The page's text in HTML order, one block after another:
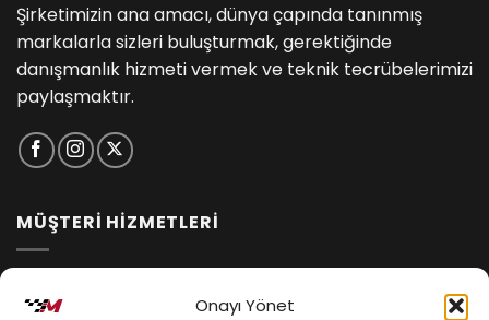
Onayı Yönet
Şirketimizin ana amacı, dünya çapında tanınmış
markalarla sizleri buluşturmak, gerektiğinde
danışmanlık hizmeti vermek ve teknik tecrübelerimizi
paylaşmaktır.
MÜŞTERİ HİZMETLERİ